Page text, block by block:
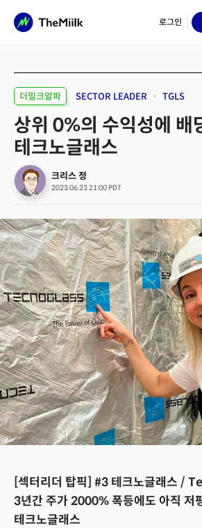
로그인
더밀크알파 SECTOR LEADER TGLS
상위 0%의 수익성에 배
테크노글래스
크리스 정
2023.06.23 21:00 PDT
[섹터리더 탑픽] #3 테크노글래스 /
3년간 주가 2000% 폭등에도 아직 저
테크노글래스